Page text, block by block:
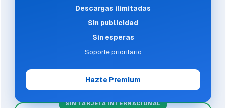
Descargas ilimitadas
Sin publicidad
Sin esperas
Soporte prioritario
Hazte Premium
SIN TARJETA INTERNACIONAL